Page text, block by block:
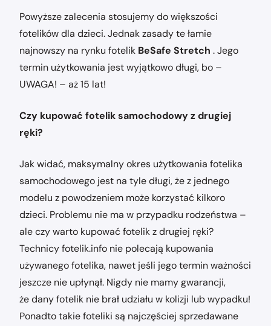
Powyższe zalecenia stosujemy do większości
fotelików dla dzieci. Jednak zasady te łamie
najnowszy na rynku fotelik BeSafe Stretch . Jego
termin użytkowania jest wyjątkowo długi, bo –
UWAGA! – aż 15 lat!
Czy kupować fotelik samochodowy z drugiej
ręki?
Jak widać, maksymalny okres użytkowania fotelika
samochodowego jest na tyle długi, że z jednego
modelu z powodzeniem może korzystać kilkoro
dzieci. Problemu nie ma w przypadku rodzeństwa –
ale czy warto kupować fotelik z drugiej ręki?
Technicy fotelik.info nie polecają kupowania
używanego fotelika, nawet jeśli jego termin ważności
jeszcze nie upłynął. Nigdy nie mamy gwarancji,
że dany fotelik nie brał udziału w kolizji lub wypadku!
Ponadto takie foteliki są najczęściej sprzedawane